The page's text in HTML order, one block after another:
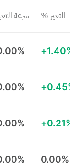
التغير % سرعة
0.00%